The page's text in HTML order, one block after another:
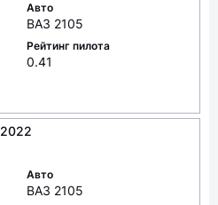
Авто
ВАЗ 2105
Рейтинг пилота
0.41
Авто
ВАЗ 2105